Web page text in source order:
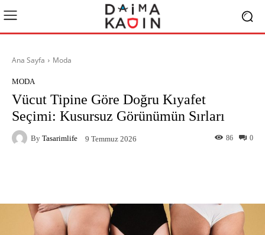
Ana Sayfa Moda
MODA
Vücut Tipine Göre Doğru Kıyafet
Seçimi: Kusursuz Görünümün Sırları
By Tasarimlife 9 Temmuz 2026 0
86